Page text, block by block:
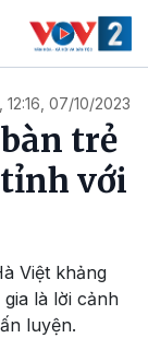
12:16, 07/10/2023
trẻ
với
Việt khảng
là lời cảnh
luyện.